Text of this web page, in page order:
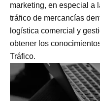
marketing, en especial a
tráfico de mercancías
logística comercial y
obtener los
Tráfico.